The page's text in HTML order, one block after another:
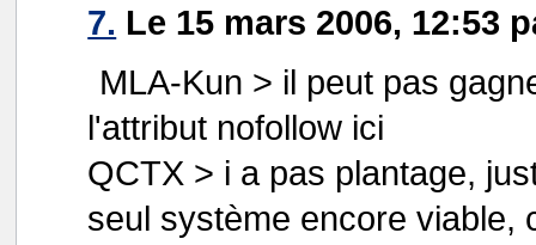
7. Le 15 mars 2006, 12:53
MLA-Kun > il peut pas
l'attribut nofollow ici
QCTX > i a pas plantage,
seul système encore viable,